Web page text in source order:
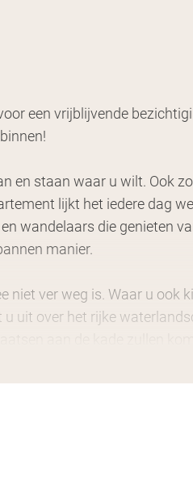
een vrijblijvende
en staan waar u wilt. Ook
lijkt het iedere dag
wandelaars die genieten
manier.
ver weg is. Waar u ook
uit over het rijke
uw appartement maakt u
Deze pleisterplaats